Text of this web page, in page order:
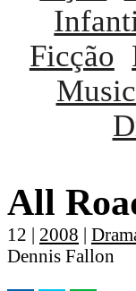
Ficção
All
12 | 2008 |
Dennis Fallon